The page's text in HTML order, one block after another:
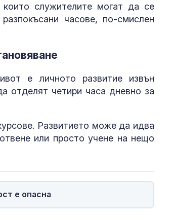
служителите могат да се
часове, по-смислен
е личното развитие извън
отделят четири часа дневно за
Развитието може да идва
или просто учене на нещо
е опасна